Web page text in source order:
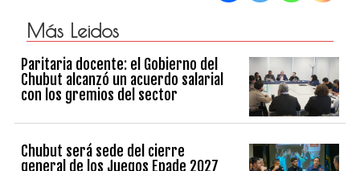
Más Leidos
Paritaria docente: el Gobierno del
Chubut alcanzó un acuerdo salarial
con los gremios del sector
Chubut será sede del cierre
general de los Juegos Epade 2027